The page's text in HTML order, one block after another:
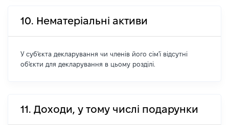
10. Нематеріальні активи
У суб'єкта декларування чи членів його сім'ї відсутні
об'єкти для декларування в цьому розділі.
11. Доходи, у тому числі подарунки